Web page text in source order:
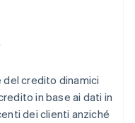
credito dinamici
in base ai dati in
dei clienti anziché